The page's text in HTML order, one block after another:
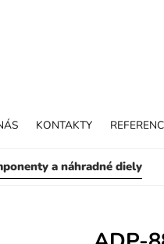
a náhradné diely
KONTAKTY